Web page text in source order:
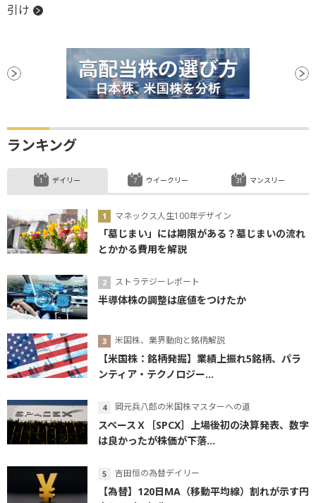
引け
ランキング
デイリー
マネックス人生100年デザイン
「墓じまい」には期限がある？墓じまいの流れ
とかかる費用を解説
ストラテジーレポート
半導体株の調整は底値をつけたか
米国株、業界動向と銘柄解説
【米国株：銘柄発掘】業績上振れ5銘柄、パラ
ンティア・テクノロジー...
岡元兵八郎の米国株マスターへの道
スペースＸ［SPCX］上場後初の決算発表、数字
は良かったが株価が下落...
吉田恒の為替デイリー
【為替】120日MA（移動平均線）割れが示す円
ウイークリー マンスリー